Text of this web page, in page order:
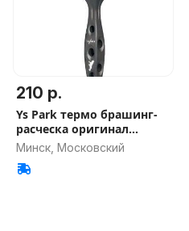
210 р.
Ys Park термо брашинг-
расческа оригинал
Carbon
Минск, Московский